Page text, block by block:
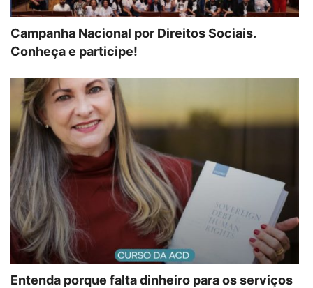
Campanha Nacional por Direitos Sociais.
Conheça e participe!
Entenda porque falta dinheiro para os serviços